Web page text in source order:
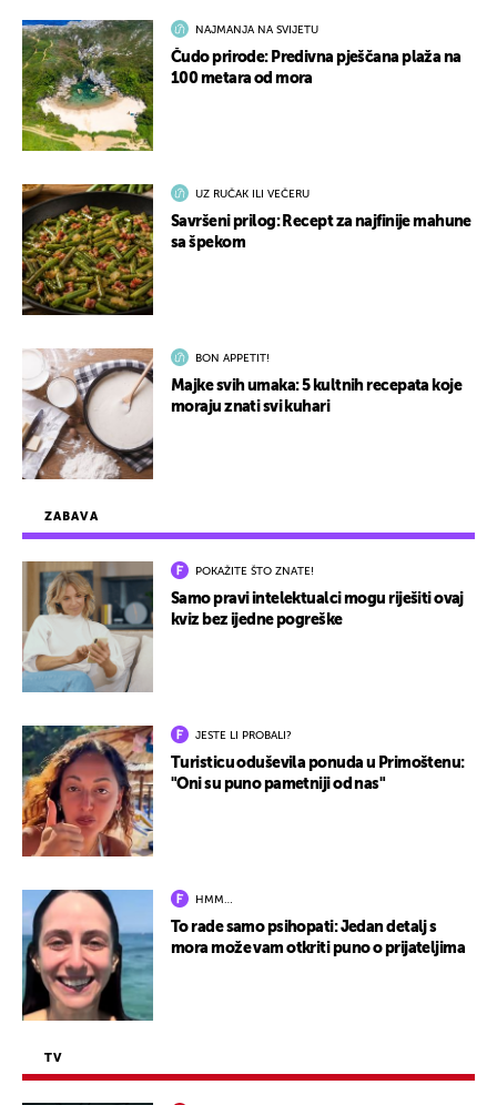
ZABAVA
POKAŽITE ŠTO ZNATE!
Samo pravi intelektualci mogu riješiti ovaj
kviz bez ijedne pogreške
JESTE LI PROBALI?
Turisticu oduševila ponuda u Primoštenu:
"Oni su puno pametniji od nas"
HMM…
To rade samo psihopati: Jedan detalj s
mora može vam otkriti puno o prijateljima
TV
NAJMANJA NA SVIJETU
Čudo prirode: Predivna pješčana plaža na
100 metara od mora
UZ RUČAK ILI VEČERU
Savršeni prilog: Recept za najfinije mahune
sa špekom
BON APPETIT!
Majke svih umaka: 5 kultnih recepata koje
moraju znati svi kuhari